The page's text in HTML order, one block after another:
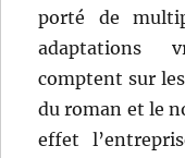
porté de
adaptations
comptent sur
du roman et le
effet